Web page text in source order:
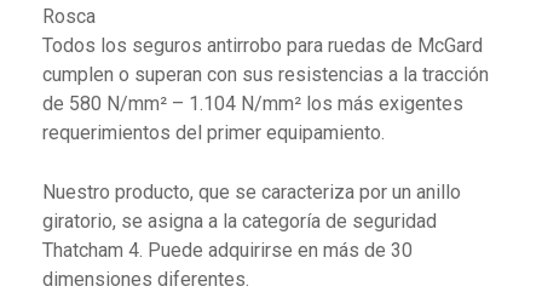
Rosca
Todos los seguros antirrobo para ruedas de McGard
cumplen o superan con sus resistencias a la tracción
de 580 N/mm² – 1.104 N/mm² los más exigentes
requerimientos del primer equipamiento.
Nuestro producto, que se caracteriza por un anillo
giratorio, se asigna a la categoría de seguridad
Thatcham 4. Puede adquirirse en más de 30
dimensiones diferentes.